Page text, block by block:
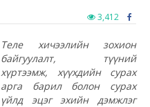
3,412
Теле хичээлийн зохион
байгуулалт, түүний
хүртээмж, хүүхдийн сурах
арга барил болон сурах
үйлд эцэг эхийн дэмжлэг